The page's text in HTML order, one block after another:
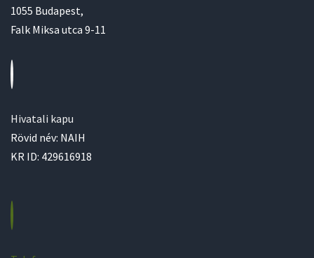
1055 Budapest,
Falk Miksa utca 9-11
Hivatali kapu
Rövid név: NAIH
KR ID: 429616918